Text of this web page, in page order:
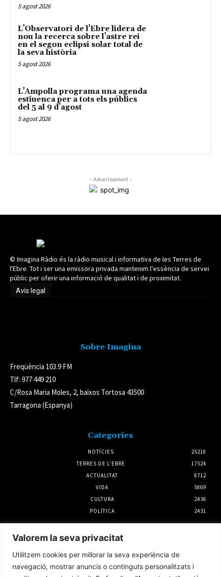
Valorem la seva privacitat
Utilitzem cookies per millorar la seva experiència de
navegació, mostrar anuncis o continguts personalitzats i
5 agost 2026
L’Observatori de l’Ebre lidera de
nou la recerca sobre l’astre rei
en el segon eclipsi solar total de
la seva història
5 agost 2026
L’Ampolla programa una agenda
estiuenca per a tots els públics
del 5 al 9 d’agost
5 agost 2026
- Advertisement -
© Imagina Ràdio és la ràdio musical i informativa de les Terres de
l'Ebre. Tot i ser una emissora privada mantenim l'essència de servei
públic per oferir una informació de qualitat i de proximitat.
Avís legal
Sobre Imagina
Freqüència 103.9 FM
Tlf: 977 449 210
C/Rosa Maria Moles, 2, baixos Tortosa 43500
Tarragona (Espanya)
Categories
NOTÍCIES
25218
TERRES DE L'EBRE
17524
ACTUALITAT
8712
VIDA
5869
CULTURA
2436
POLÍTICA
2431
Notícies
Deltebre incorporarà dos nous HUBS
turístics al Passeig del Carrilet
31 juliol 2026